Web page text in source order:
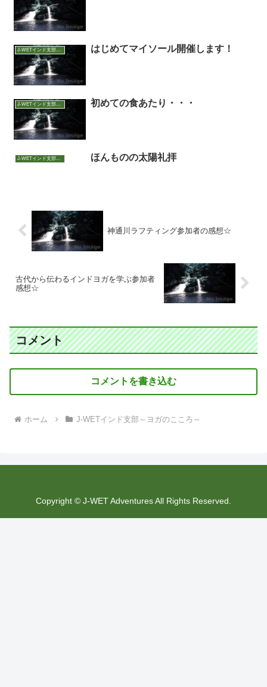
J-WETインド支部～ヨガのこころ～ はじめてマイソール開催します！
J-WETインド支部～ヨガのこころ～ 初めての食あたり・・・
J-WETインド支部～ヨガのこころ～ ほんものの太陽礼拝
神通川ラフティング参加者の感想☆
古代から伝わるインドヨガを学ぶ参加者
感想☆
コメント
コメントを書き込む
ホーム J-WETインド支部～ヨガのこころ～
Copyright © J-WET Adventures All Rights Reserved.